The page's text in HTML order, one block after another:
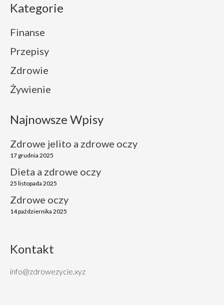
Kategorie
Finanse
Przepisy
Zdrowie
Żywienie
Najnowsze Wpisy
Zdrowe jelito a zdrowe oczy
17 grudnia 2025
Dieta a zdrowe oczy
25 listopada 2025
Zdrowe oczy
14 października 2025
Kontakt
info@zdrowezycie.xyz